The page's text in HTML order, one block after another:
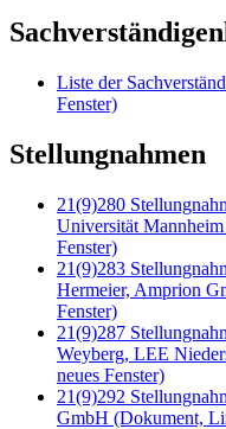
Liste der
Fenster)
Stellungnahmen
21(9)280
Universität Mannheim
Fenster)
21(9)283
Hermeier, Amprion
Fenster)
21(9)287
Weyberg, LEE
neues Fenster)
21(9)292
GmbH (Dokument,